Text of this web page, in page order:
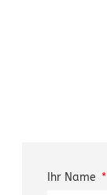
Ihr Name